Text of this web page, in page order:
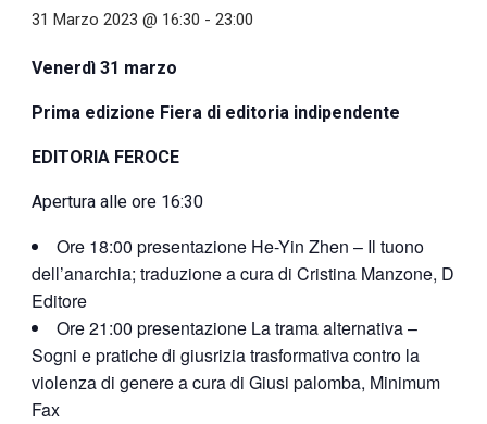
31 Marzo 2023 @ 16:30 -23:00
Venerdì 31 marzo
Prima edizione Fiera di editoria indipendente
EDITORIA FEROCE
Apertura alle ore 16:30
Ore 18:00 presentazione He-Yin Zhen – Il tuono
dell’anarchia; traduzione a cura di Cristina Manzone, D
Editore
Ore 21:00 presentazione La trama alternativa –
Sogni e pratiche di giusrizia trasformativa contro la
violenza di genere a cura di Giusi palomba, Minimum
Fax